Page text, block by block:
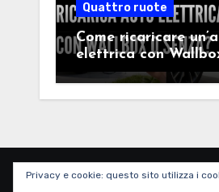
Quattro ruote
Come ricaricare
elettrica con
senza: guida
scegliere la
Privacy e cookie: questo sito utilizza i